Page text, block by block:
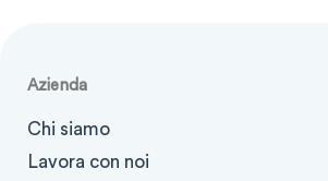
Azienda
Chi siamo
Lavora con noi